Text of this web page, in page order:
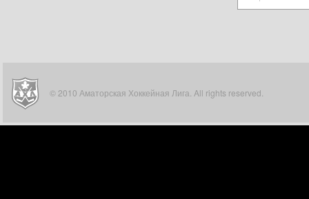
© 2010 Аматорская Хоккейная Лига. All rights reserved.